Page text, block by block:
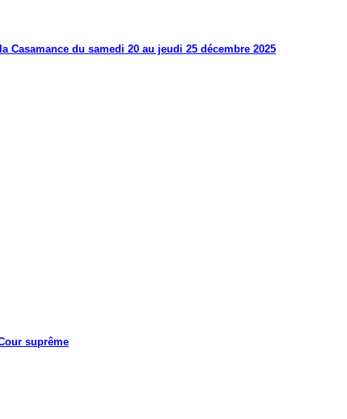
Casamance du samedi 20 au jeudi 25 décembre 2025
suprême